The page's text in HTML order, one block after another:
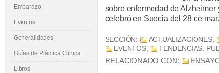
sobre enfermedad de
celebró en Suecia del 28 de
SECCIÓN: ACTUALIZACIONES,
EVENTOS, TENDENCIAS.
RELACIONADO CON:
Embarazo
Eventos
Generalidades
Guías de Práctica Clínica
Libros